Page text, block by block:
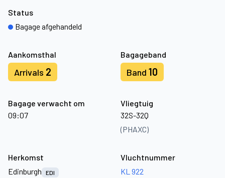
Aankomsthal
Arrivals 2
Bagageband
Band 10
Bagage verwacht om
09:07
Vliegtuig
32S-32Q
(PHAXC)
Status
Bagage afgehandeld
Herkomst
Edinburgh
EDI
Vluchtnummer
KL 922